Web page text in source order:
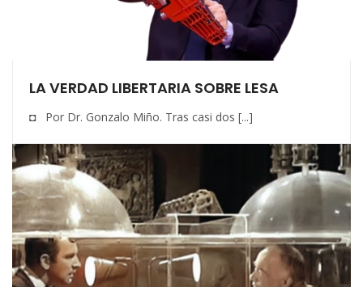
LA VERDAD LIBERTARIA SOBRE LESA
◘ Por Dr. Gonzalo Miño. Tras casi dos [...]